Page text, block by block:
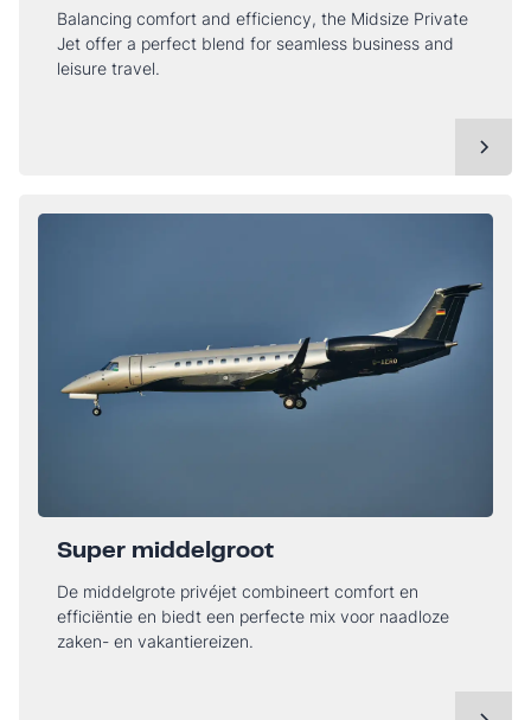
Balancing comfort and efficiency, the Midsize Private
Jet offer a perfect blend for seamless business and
leisure travel.
Super middelgroot
De middelgrote privéjet combineert comfort en
efficiëntie en biedt een perfecte mix voor naadloze
zaken- en vakantiereizen.